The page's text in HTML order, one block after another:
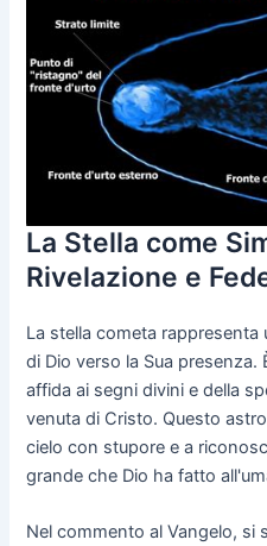
La Stella come
Rivelazione e
La stella cometa
di Dio verso la Sua
affida ai segni divini e della
venuta di Cristo. Questo
cielo con stupore e a
grande che Dio ha fatto
Nel commento al Vangelo, si